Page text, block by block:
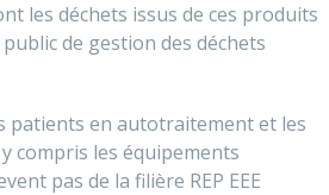
les déchets issus de ces produits
de gestion des déchets
patients en autotraitement et les
compris les équipements
pas de la filière REP EEE